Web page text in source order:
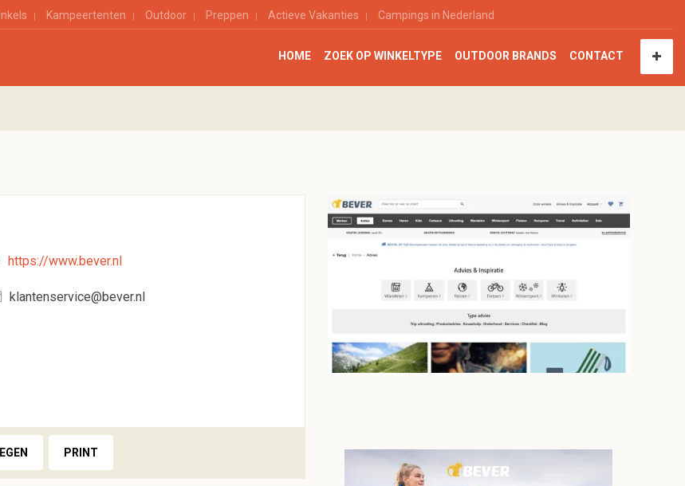
Kampeertenten Outdoor Preppen Actieve Vakanties Campings in Nederland
HOME ZOEK OP WINKELTYPE OUTDOOR BRANDS CONTACT
https://www.bever.nl
klantenservice@bever.nl
PRINT